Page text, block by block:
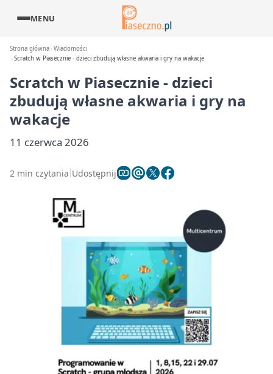
MENU
Strona główna Wiadomości
Scratch w Piasecznie - dzieci zbudują własne akwaria i gry na wakacje
Scratch w Piasecznie - dzieci
zbudują własne akwaria i gry na
wakacje
11 czerwca 2026
2 min czytania Udostępnij